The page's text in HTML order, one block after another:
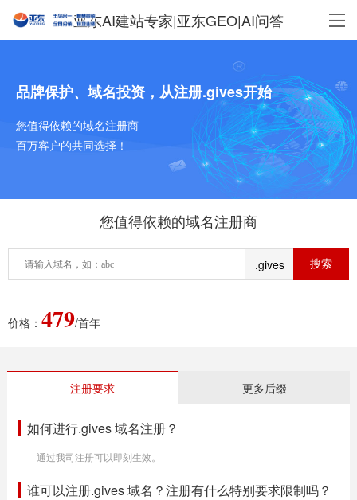
亚东AI建站专家|亚东GEO|AI问答
品牌保护、域名投资，从注册.gives开始
您值得依赖的域名注册商
百万客户的共同选择！
您值得依赖的域名注册商
.gives
价格： 479/首年
注册要求 更多后缀
如何进行.gives 域名注册？
通过我司注册可以即刻生效。
谁可以注册.gives 域名？注册有什么特别要求限制吗？